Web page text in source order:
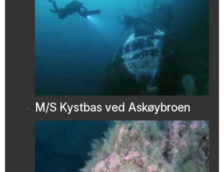
M/S Kystbas ved Askøybroen